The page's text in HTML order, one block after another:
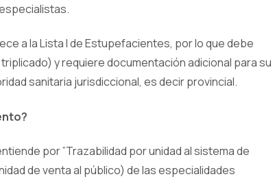
a la Lista I de Estupefacientes, por lo que debe
y requiere documentación adicional para su
sanitaria jurisdiccional, es decir provincial.
por ”Trazabilidad por unidad al sistema de
de venta al público) de las especialidades